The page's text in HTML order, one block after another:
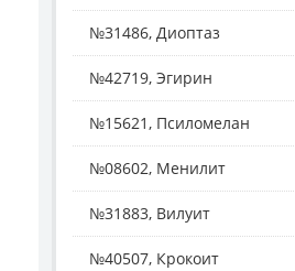
№31486, Диоптаз
№42719, Эгирин
№15621, Псиломелан
№08602, Менилит
№31883, Вилуит
№40507, Крокоит